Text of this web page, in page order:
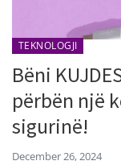
TEKNOLOGJI
Bëni
përbën një
sigurinë!
December 26, 2024